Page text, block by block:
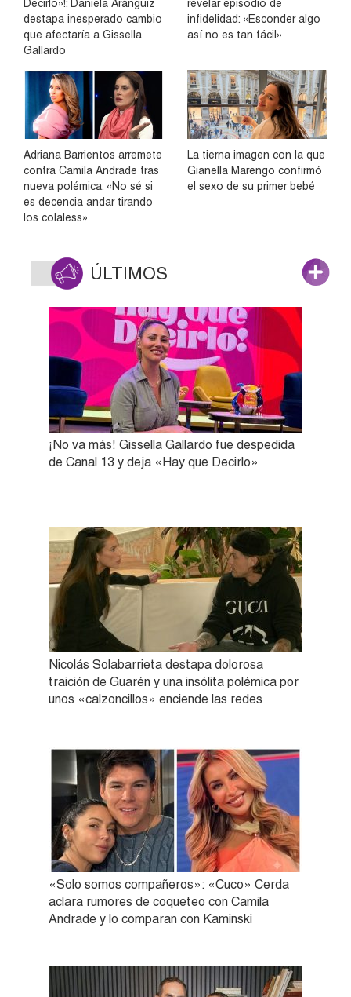
Decirlo»!: Daniela Aránguiz
destapa inesperado cambio
que afectaría a Gissella
Gallardo
revelar episodio de
infidelidad: «Esconder algo
así no es tan fácil»
Adriana Barrientos arremete
contra Camila Andrade tras
nueva polémica: «No sé si
es decencia andar tirando
los colaless»
La tierna imagen con la que
Gianella Marengo confirmó
el sexo de su primer bebé
ÚLTIMOS
¡No va más! Gissella Gallardo fue despedida
de Canal 13 y deja «Hay que Decirlo»
Nicolás Solabarrieta destapa dolorosa
traición de Guarén y una insólita polémica por
unos «calzoncillos» enciende las redes
«Solo somos compañeros»: «Cuco» Cerda
aclara rumores de coqueteo con Camila
Andrade y lo comparan con Kaminski